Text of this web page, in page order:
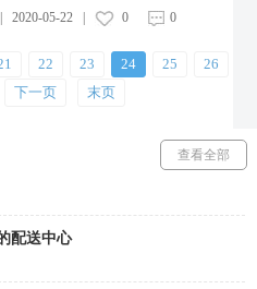
2020-05-22| 0 0
22 23 24 25
26
下一页 末页
查看全部
，2030年后停止所有经营项目发展
配送中心